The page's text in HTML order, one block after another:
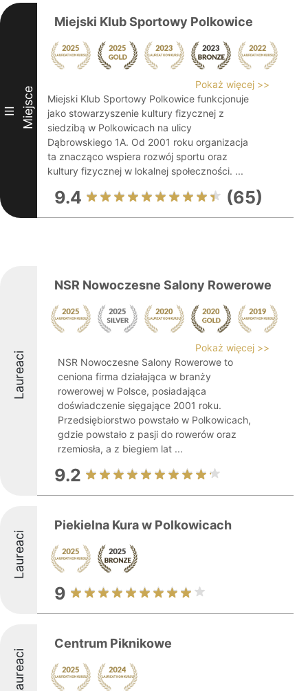
III Miejsce
Miejski Klub Sportowy Polkowice
Pokaż więcej >>
Miejski Klub Sportowy Polkowice funkcjonuje
jako stowarzyszenie kultury fizycznej z
siedzibą w Polkowicach na ulicy
Dąbrowskiego 1A. Od 2001 roku organizacja
ta znacząco wspiera rozwój sportu oraz
kultury fizycznej w lokalnej społeczności. ...
9.4 (65)
Laureaci
NSR Nowoczesne Salony Rowerowe
Pokaż więcej >>
NSR Nowoczesne Salony Rowerowe to
ceniona firma działająca w branży
rowerowej w Polsce, posiadająca
doświadczenie sięgające 2001 roku.
Przedsiębiorstwo powstało w Polkowicach,
gdzie powstało z pasji do rowerów oraz
rzemiosła, a z biegiem lat ...
9.2
Laureaci
Piekielna Kura w Polkowicach
9
Laureaci
Centrum Piknikowe